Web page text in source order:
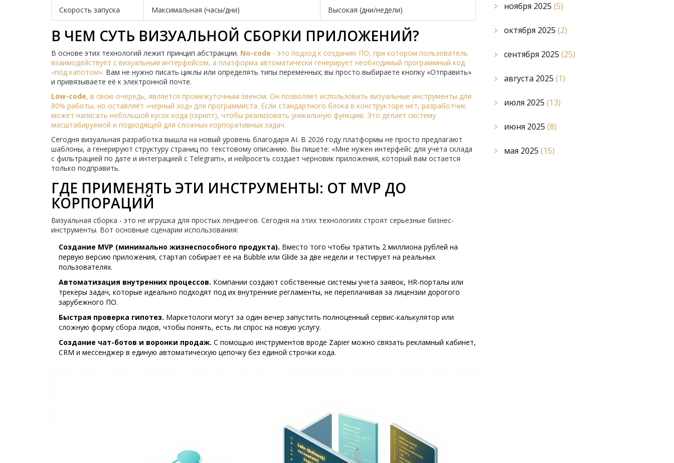
Скорость запуска Максимальная (часы/дни) Высокая (дни/недели)
В ЧЕМ СУТЬ ВИЗУАЛЬНОЙ СБОРКИ ПРИЛОЖЕНИЙ?
В основе этих технологий лежит принцип абстракции. No-code - это подход к созданию ПО, при котором пользователь
взаимодействует с визуальным интерфейсом, а платформа автоматически генерирует необходимый программный код
«под капотом». Вам не нужно писать циклы или определять типы переменных; вы просто выбираете кнопку «Отправить»
и привязываете её к электронной почте.
Low-code, в свою очередь, является промежуточным звеном. Он позволяет использовать визуальные инструменты для
80% работы, но оставляет «черный ход» для программиста. Если стандартного блока в конструкторе нет, разработчик
может написать небольшой кусок кода (скрипт), чтобы реализовать уникальную функцию. Это делает систему
масштабируемой и подходящей для сложных корпоративных задач.
Сегодня визуальная разработка вышла на новый уровень благодаря AI. В 2026 году платформы не просто предлагают
шаблоны, а генерируют структуру страниц по текстовому описанию. Вы пишете: «Мне нужен интерфейс для учета склада
с фильтрацией по дате и интеграцией с Telegram», и нейросеть создает черновик приложения, который вам остается
только подправить.
ГДЕ ПРИМЕНЯТЬ ЭТИ ИНСТРУМЕНТЫ: ОТ MVP ДО
КОРПОРАЦИЙ
Визуальная сборка - это не игрушка для простых лендингов. Сегодня на этих технологиях строят серьезные бизнес-
инструменты. Вот основные сценарии использования:
Создание MVP (минимально жизнеспособного продукта). Вместо того чтобы тратить 2 миллиона рублей на
первую версию приложения, стартап собирает её на Bubble или Glide за две недели и тестирует на реальных
пользователях.
Автоматизация внутренних процессов. Компании создают собственные системы учета заявок, HR-порталы или
трекеры задач, которые идеально подходят под их внутренние регламенты, не переплачивая за лицензии дорогого
зарубежного ПО.
Быстрая проверка гипотез. Маркетологи могут за один вечер запустить полноценный сервис-калькулятор или
сложную форму сбора лидов, чтобы понять, есть ли спрос на новую услугу.
Создание чат-ботов и воронки продаж. С помощью инструментов вроде Zapier можно связать рекламный кабинет,
CRM и мессенджер в единую автоматическую цепочку без единой строчки кода.
ноября 2025 (5)
октября 2025 (2)
сентября 2025 (25)
августа 2025 (1)
июля 2025 (13)
июня 2025 (8)
мая 2025 (15)